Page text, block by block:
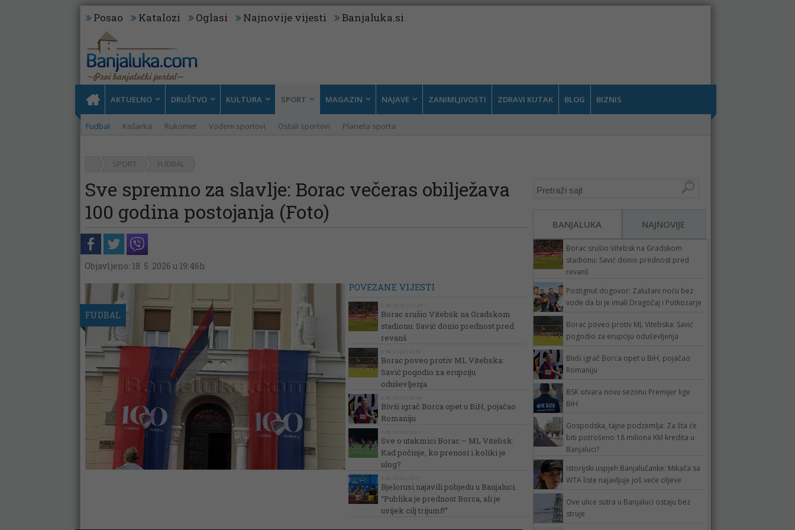
Posao Katalozi Oglasi Najnovije vijesti Banjaluka.si
AKTUELNO DRUŠTVO KULTURA SPORT
Fudbal Košarka Rukomet Vodeni sportovi Ostali sportovi Planeta sporta
MAGAZIN NAJAVE ZANIMLJIVOSTI ZDRAVI KUTAK BLOG BIZNIS
SPORT FUDBAL
Sve spremno za slavlje: Borac večeras obilježava
100 godina postojanja (Foto)
Objavljeno: 18. 5. 2026 u 19:46h
FUDBAL
POVEZANE VIJESTI
Borac srušio Vitebsk na Gradskom
stadionu: Savić donio prednost pred
revanš
Borac poveo protiv ML Vitebska:
Savić pogodio za erupciju
oduševljenja
Bivši igrač Borca opet u BiH, pojačao
Romaniju
Sve o utakmici Borac – ML Vitebsk:
Kad počinje, ko prenosi i koliki je
ulog?
Bjelorusi najavili pobjedu u Banjaluci:
“Publika je prednost Borca, ali je
uvijek cilj trijumf!”
BANJALUKA NAJNOVIJE
Borac srušio Vitebsk na Gradskom
stadionu: Savić donio prednost pred
revanš
Postignut dogovor: Zalužani noću bez
vode da bi je imali Dragočaj i Potkozarje
Borac poveo protiv ML Vitebska: Savić
pogodio za erupciju oduševljenja
Bivši igrač Borca opet u BiH, pojačao
Romaniju
BSK otvara novu sezonu Premijer lige
BiH
Gospodska, tajne podzemlja: Za šta će
biti potrošeno 18 miliona KM kredita u
Banjaluci?
Istorijski uspjeh Banjalučanke: Mikača sa
WTA liste najavljuje još veće ciljeve
Ove ulice sutra u Banjaluci ostaju bez
struje